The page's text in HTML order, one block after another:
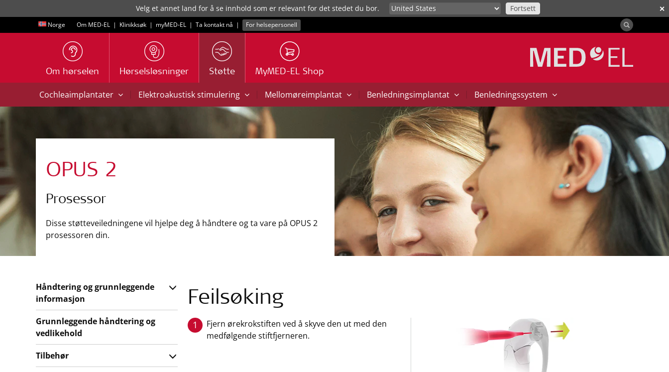
✕
Velg et annet land for å se innhold som er relevant for det stedet du bor. Fortsett
Norge Om MED-EL | Klinikksøk | myMED‑EL | Ta kontakt nå | For helsepersonell
Om hørselen Hørselsløsninger Støtte MyMED-EL Shop
Cochleaimplantater | Elektroakustisk stimulering | Mellomøreimplantat | Benledningsimplantat | Benledningssystem
OPUS 2
Prosessor
Disse støtteveiledningene vil hjelpe deg å håndtere og ta vare på OPUS 2
prosessoren din.
Feilsøking
1
Fjern ørekrokstiften ved å skyve den ut med den
medfølgende stiftfjerneren.
Håndtering og grunnleggende
informasjon
Grunnleggende håndtering og
vedlikehold
Tilbehør